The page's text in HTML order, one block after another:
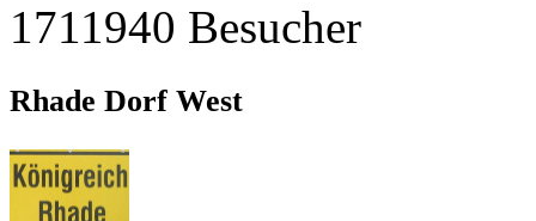
1711940 Besucher
Rhade Dorf West